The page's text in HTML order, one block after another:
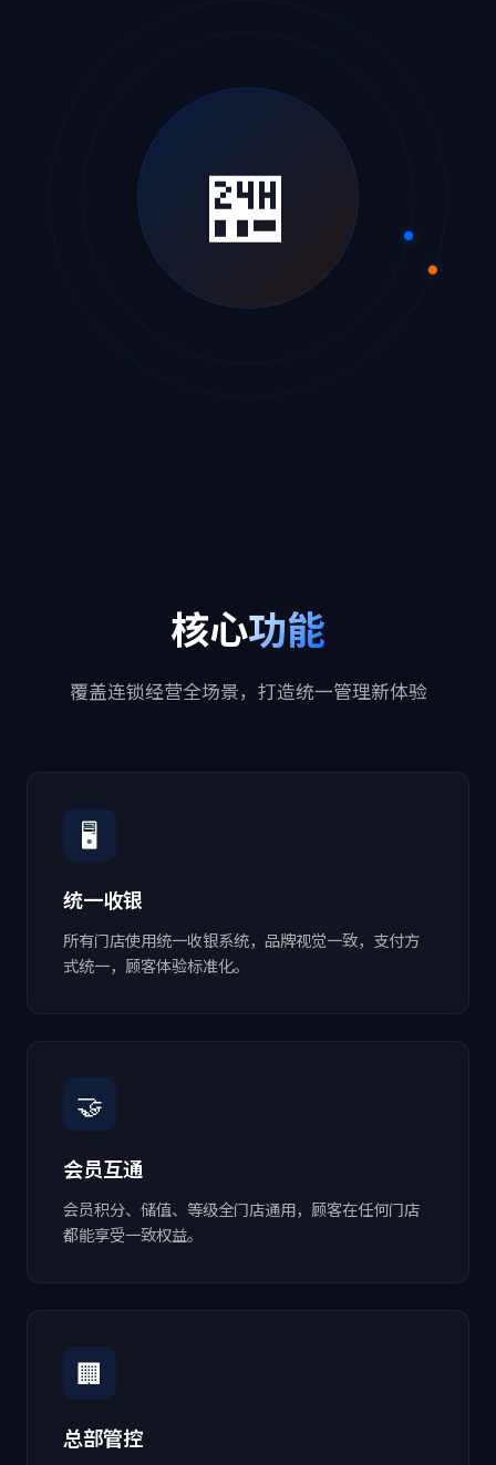
🏪
核心功能
覆盖连锁经营全场景，打造统一管理新体验
🖥
统一收银
所有门店使用统一收银系统，品牌视觉一致，支付方
式统一，顾客体验标准化。
🤝
会员互通
会员积分、储值、等级全门店通用，顾客在任何门店
都能享受一致权益。
🏢
总部管控